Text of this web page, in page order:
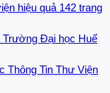
hiệu quả 142 trang
Trường Đại học Huế
Thông Tin Thư Viện